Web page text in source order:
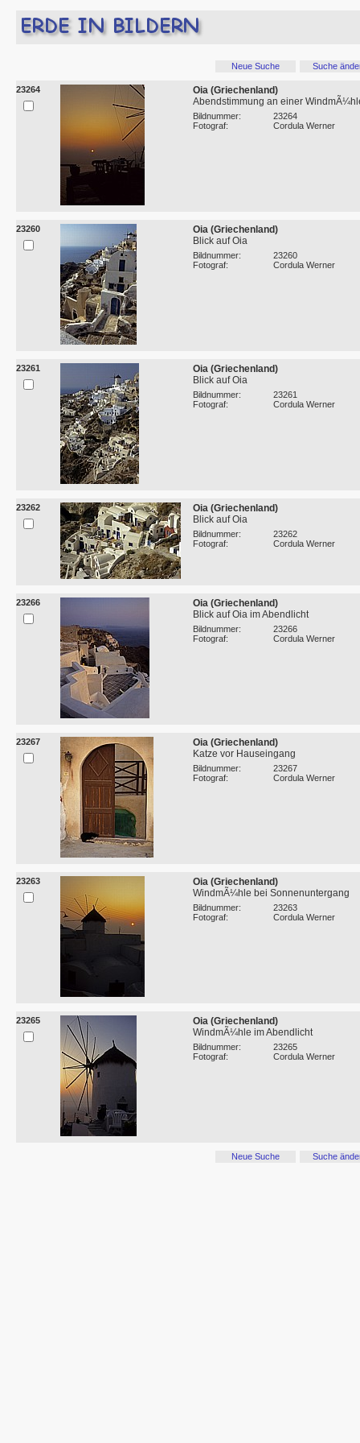
Neue Suche Suche
23264
Oia (Griechenland)
Abendstimmung an einer
Bildnummer:
23264
Fotograf:
Cordula Werner
23260
Oia (Griechenland)
Blick auf Oia
Bildnummer:
23260
Fotograf:
Cordula Werner
23261
Oia (Griechenland)
Blick auf Oia
Bildnummer:
23261
Fotograf:
Cordula Werner
23262
Oia (Griechenland)
Blick auf Oia
Bildnummer:
23262
Fotograf:
Cordula Werner
23266
Oia (Griechenland)
Blick auf Oia im Abendlicht
Bildnummer:
23266
Fotograf:
Cordula Werner
23267
Oia (Griechenland)
Katze vor Hauseingang
Bildnummer:
23267
Fotograf:
Cordula Werner
23263
Oia (Griechenland)
WindmÃ¼hle bei Sonnenuntergang
Bildnummer:
23263
Fotograf:
Cordula Werner
23265
Oia (Griechenland)
WindmÃ¼hle im Abendlicht
Bildnummer:
23265
Fotograf:
Cordula Werner
Neue Suche Suche